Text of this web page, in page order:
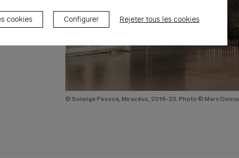
© Solange Pessoa, Miracéus, 2014-23. Photo © Marc
cookies Configurer Rejeter tous les cookies